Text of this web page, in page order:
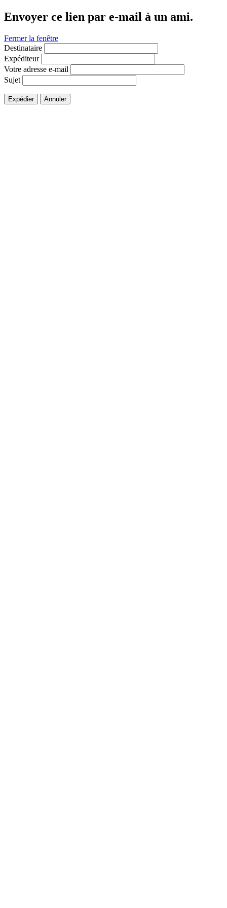
Envoyer ce lien par e-mail à un ami.
Fermer la fenêtre
Destinataire
Expéditeur
Votre adresse e-mail
Sujet
Expédier Annuler